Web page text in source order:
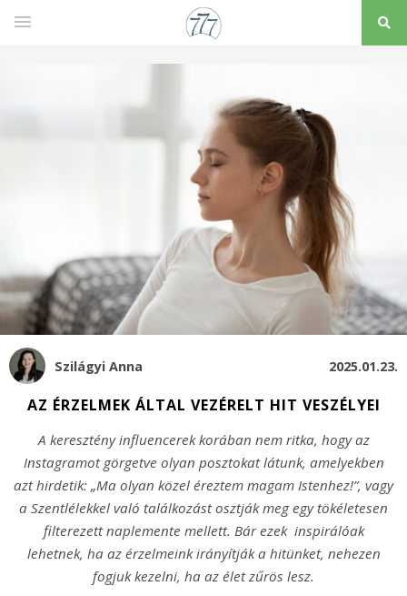
Szilágyi Anna 2025.01.23.
AZ ÉRZELMEK ÁLTAL VEZÉRELT HIT VESZÉLYEI
A keresztény influencerek korában nem ritka, hogy az
Instagramot görgetve olyan posztokat látunk, amelyekben
azt hirdetik: „Ma olyan közel éreztem magam Istenhez!”, vagy
a Szentlélekkel való találkozást osztják meg egy tökéletesen
filterezett naplemente mellett. Bár ezek inspirálóak
lehetnek, ha az érzelmeink irányítják a hitünket, nehezen
fogjuk kezelni, ha az élet zűrös lesz.